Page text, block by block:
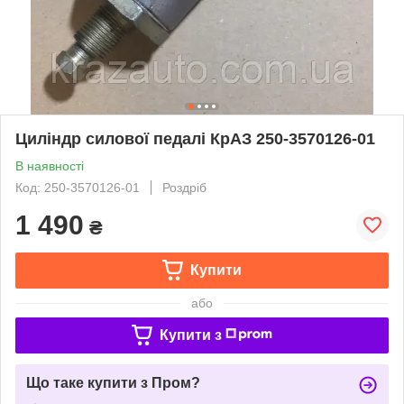
Циліндр силової педалі КрАЗ 250-3570126-01
В наявності
Код: 250-3570126-01
Роздріб
1 490 ₴
Купити
або
Купити з
Що таке купити з Пром?